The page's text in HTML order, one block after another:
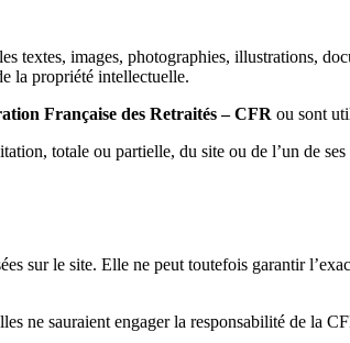
textes, images, photographies, illustrations,
la propriété intellectuelle.
Française des Retraités – CFR ou sont
totale ou partielle, du site ou de l’un de
sur le site. Elle ne peut toutefois garantir
ne sauraient engager la responsabilité de la